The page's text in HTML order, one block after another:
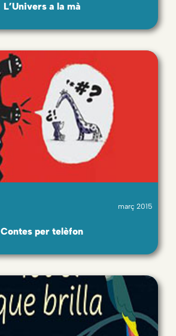
L’Univers a la mà
març 2015
Contes per telèfon